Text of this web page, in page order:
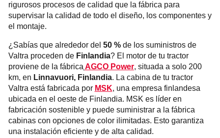
rigurosos procesos de calidad que la fábrica para
supervisar la calidad de todo el diseño, los componentes y
el montaje.
¿Sabías que alrededor del 50 %de los suministros de
Valtra proceden de Finlandia? El motor de tu tractor
proviene de la fábrica AGCO Power, situada a solo 200
km, en Linnavuori, Finlandia. La cabina de tu tractor
Valtra está fabricada por MSK, una empresa finlandesa
ubicada en el oeste de Finlandia. MSK es líder en
fabricación sostenible y puede suministrar a la fábrica
cabinas con opciones de color ilimitadas. Esto garantiza
una instalación eficiente y de alta calidad.